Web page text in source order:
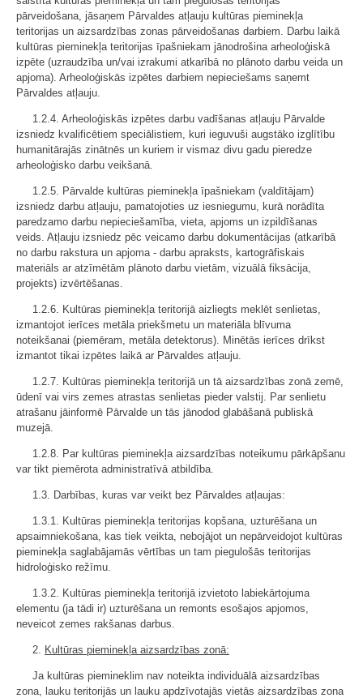
pārveidošana, jāsaņem Pārvaldes atļauju kultūras pieminekļa
teritorijas un aizsardzības zonas pārveidošanas darbiem. Darbu laikā
kultūras pieminekļa teritorijas īpašniekam jānodrošina arheoloģiskā
izpēte (uzraudzība un/vai izrakumi atkarībā no plānoto darbu veida un
apjoma). Arheoloģiskās izpētes darbiem nepieciešams saņemt
Pārvaldes atļauju.
1.2.4. Arheoloģiskās izpētes darbu vadīšanas atļauju Pārvalde
izsniedz kvalificētiem speciālistiem, kuri ieguvuši augstāko izglītību
humanitārajās zinātnēs un kuriem ir vismaz divu gadu pieredze
arheoloģisko darbu veikšanā.
1.2.5. Pārvalde kultūras pieminekļa īpašniekam (valdītājam)
izsniedz darbu atļauju, pamatojoties uz iesniegumu, kurā norādīta
paredzamo darbu nepieciešamība, vieta, apjoms un izpildīšanas
veids. Atļauju izsniedz pēc veicamo darbu dokumentācijas (atkarībā
no darbu rakstura un apjoma - darbu apraksts, kartogrāfiskais
materiāls ar atzīmētām plānoto darbu vietām, vizuālā fiksācija,
projekts) izvērtēšanas.
1.2.6. Kultūras pieminekļa teritorijā aizliegts meklēt senlietas,
izmantojot ierīces metāla priekšmetu un materiāla blīvuma
noteikšanai (piemēram, metāla detektorus). Minētās ierīces drīkst
izmantot tikai izpētes laikā ar Pārvaldes atļauju.
1.2.7. Kultūras pieminekļa teritorijā un tā aizsardzības zonā zemē,
ūdenī vai virs zemes atrastas senlietas pieder valstij. Par senlietu
atrašanu jāinformē Pārvalde un tās jānodod glabāšanā publiskā
muzejā.
1.2.8. Par kultūras pieminekļa aizsardzības noteikumu pārkāpšanu
var tikt piemērota administratīvā atbildība.
1.3. Darbības, kuras var veikt bez Pārvaldes atļaujas:
1.3.1. Kultūras pieminekļa teritorijas kopšana, uzturēšana un
apsaimniekošana, kas tiek veikta, nebojājot un nepārveidojot kultūras
pieminekļa saglabājamās vērtības un tam piegulošās teritorijas
hidroloģisko režīmu.
1.3.2. Kultūras pieminekļa teritorijā izvietoto labiekārtojuma
elementu (ja tādi ir) uzturēšana un remonts esošajos apjomos,
neveicot zemes rakšanas darbus.
2. Kultūras pieminekļa aizsardzības zonā:
Ja kultūras piemineklim nav noteikta individuālā aizsardzības
zona, lauku teritorijās un lauku apdzīvotajās vietās aizsardzības zona